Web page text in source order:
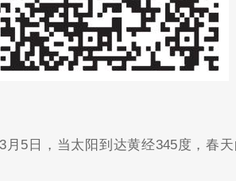
月5日，当太阳到达黄经345度，春